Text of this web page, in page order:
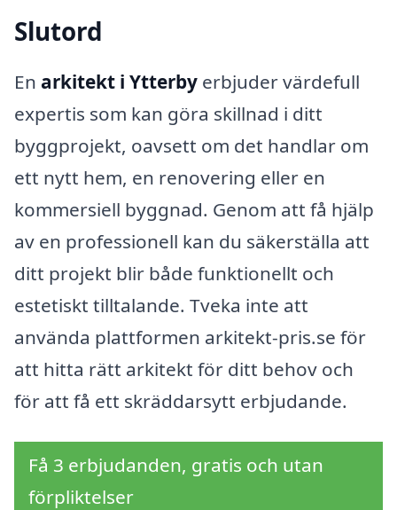
Slutord
En arkitekt i Ytterby erbjuder värdefull
expertis som kan göra skillnad i ditt
byggprojekt, oavsett om det handlar om
ett nytt hem, en renovering eller en
kommersiell byggnad. Genom att få hjälp
av en professionell kan du säkerställa att
ditt projekt blir både funktionellt och
estetiskt tilltalande. Tveka inte att
använda plattformen arkitekt-pris.se för
att hitta rätt arkitekt för ditt behov och
för att få ett skräddarsytt erbjudande.
Få 3 erbjudanden, gratis och utan
förpliktelser